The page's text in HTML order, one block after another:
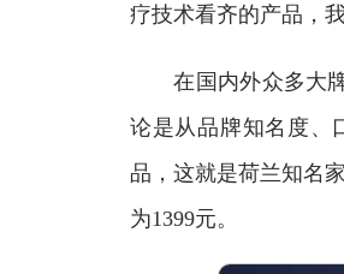
疗技术看齐的产品，
在国内外众多大牌
论是从品牌知名度、
品，这就是荷兰知名
为1399元。